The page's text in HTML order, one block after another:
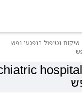
שיקום וטיפול בנפגעי נפש
hospital